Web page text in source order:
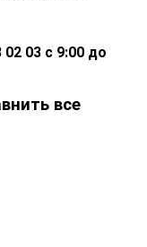
03 с 9:00 до
все